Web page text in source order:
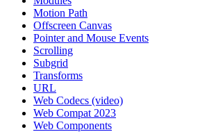
Motion Path
Offscreen Canvas
Pointer and Mouse Events
Scrolling
Subgrid
Transforms
URL
Web Codecs (video)
Web Compat 2023
Web Components